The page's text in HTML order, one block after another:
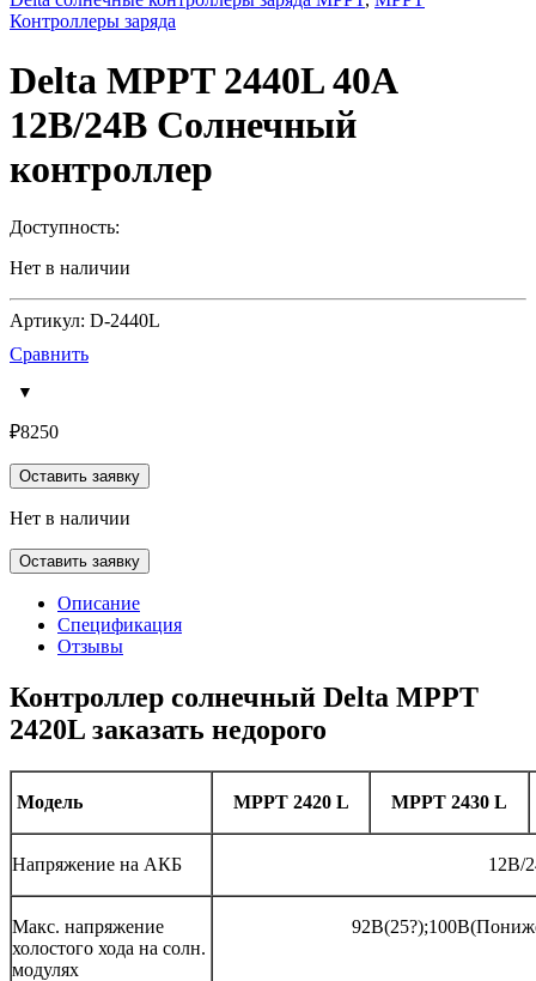
Контроллеры заряда
Delta MPPT 2440L 40А
12В/24В Солнечный
контроллер
Доступность:
Нет в наличии
Артикул: D-2440L
Сравнить
₽8250
Оставить заявку
Нет в наличии
Оставить заявку
Описание
Спецификация
Отзывы
Контроллер солнечный Delta MPPT
2420L заказать недорого
Модель MPPT 2420 L MPPT 2430 L
Напряжение на АКБ 12В/
Макс. напряжение
холостого хода на солн.
модулях